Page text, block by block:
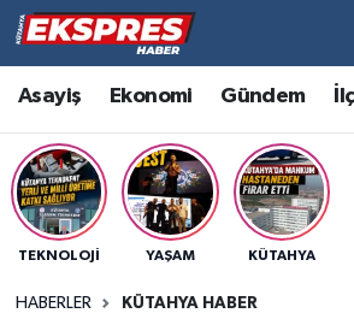
Asayiş Ekonomi Gündem
TEKNOLOJI YAŞAM KÜTAHYA
HABERLER KÜTAHYA HABER
Altıntaş
Asayiş
Aslanapa
Hava Durumu
Trafik Durumu
Süper Lig Puan Durumu ve